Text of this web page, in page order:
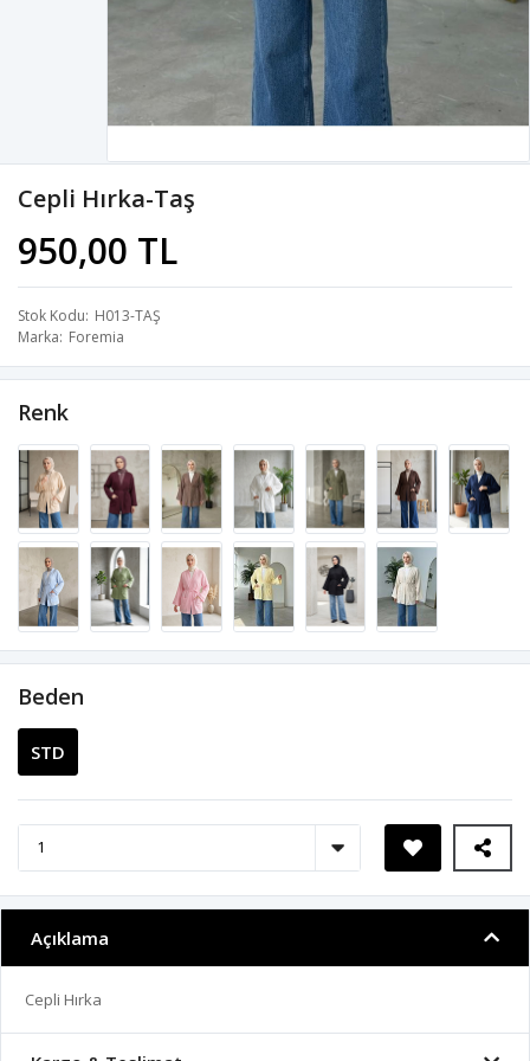
Cepli Hırka-Taş
950,00 TL
Stok Kodu H013-TAŞ
Marka Foremia
Renk
Beden
STD
Açıklama
Cepli Hırka